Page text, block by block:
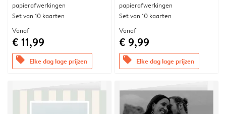
papierafwerkingen
Set van 10 kaarten
Vanaf
€ 11,99
offers Elke dag lage prijzen
papierafwerkingen
Set van 10 kaarten
Vanaf
€ 9,99
offers Elke dag lage prijzen